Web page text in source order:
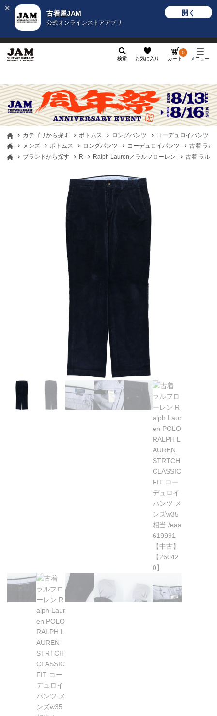
古着屋JAM
公式オンラインストアアプリ
開く
検索 お気に入り カート
0
メニュー
カテゴリから探す ボトムス ロングパンツ
コーデュロイパンツ
メンズ
ボトムス ロングパンツ コーデュロイパンツ
古着 ラル
ブランドから探す
R Ralph Lauren／ラルフローレン 古着 ラル